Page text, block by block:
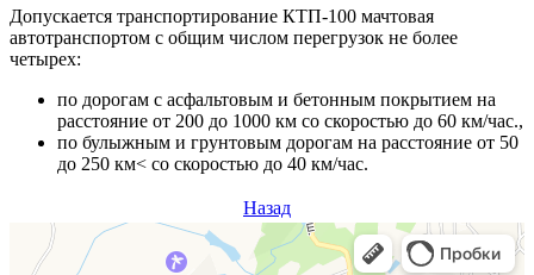
Допускается транспортирование КТП-100 мачтовая
автотранспортом с общим числом перегрузок не более
четырех:
по дорогам с асфальтовым и бетонным покрытием на
расстояние от 200 до 1000 км со скоростью до 60 км/час.,
по булыжным и грунтовым дорогам на расстояние от 50
до 250 км< со скоростью до 40 км/час.
Назад